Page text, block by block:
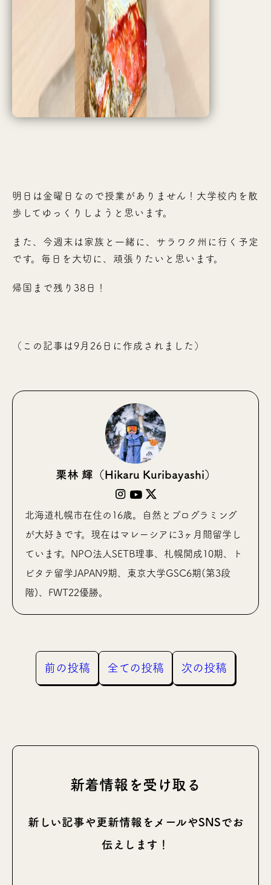
明日は金曜日なので授業がありません！大学校内を散
歩してゆっくりしようと思います。
また、今週末は家族と一緒に、サラワク州に行く予定
です。毎日を大切に、頑張りたいと思います。
帰国まで残り38日！
（この記事は9月26日に作成されました）
栗林 輝（Hikaru Kuribayashi）
北海道札幌市在住の16歳。自然とプログラミング
が大好きです。現在はマレーシアに3ヶ月間留学し
ています。NPO法人SETB理事、札幌開成10期、ト
ビタテ留学JAPAN9期、東京大学GSC6期(第3段
階)、FWT22優勝。
前の投稿 全ての投稿 次の投稿
新着情報を受け取る
新しい記事や更新情報をメールやSNSでお
伝えします！